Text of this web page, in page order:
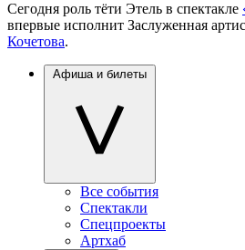
Сегодня роль тёти Этель в спектакле
впервые исполнит Заслуженная
Кочетова.
Афиша и билеты
Все события
Спектакли
Спецпроекты
Артхаб